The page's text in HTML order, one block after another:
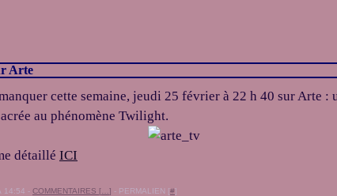
Arte
cette semaine, jeudi 25 février à 22 h 40 sur Arte :
au phénomène Twilight.
détaillé ICI
14:54 - COMMENTAIRES [ ] - PERMALIEN [#]